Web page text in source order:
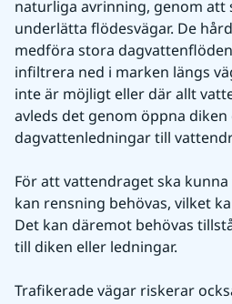
naturliga avrinning, genom att
underlätta flödesvägar. De
medföra stora
infiltrera ned i marken längs
inte är möjligt eller där allt
avleds det genom öppna diken
dagvattenledningar till
För att vattendraget ska
kan rensning behövas, vilket
Det kan däremot behövas
till diken eller ledningar.
Trafikerade vägar riskerar